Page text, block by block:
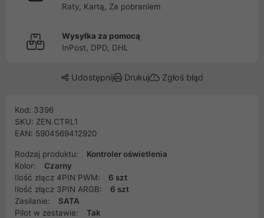
Raty, Kartą, Za pobraniem
Wysyłka za pomocą
InPost, DPD, DHL
Udostępnij Drukuj Zgłoś błąd
Kod: 3396
SKU: ZEN.CTRL1
EAN: 5904569412920
Rodzaj produktu:
Kontroler oświetlenia
Kolor:
Czarny
Ilość złącz 4PIN PWM:
6 szt
Ilość złącz 3PIN ARGB:
6 szt
Zasilanie:
SATA
Pilot w zestawie:
Tak